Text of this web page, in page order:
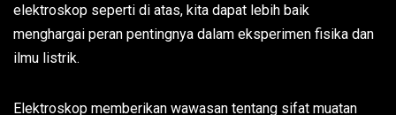
elektroskop seperti di atas, kita dapat lebih baik
menghargai peran pentingnya dalam eksperimen fisika dan
ilmu listrik.
Elektroskop memberikan wawasan tentang sifat muatan